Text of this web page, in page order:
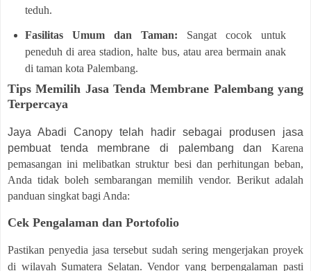
teduh.
Fasilitas Umum dan Taman: Sangat cocok untuk
peneduh di area stadion, halte bus, atau area bermain anak
di taman kota Palembang.
Tips Memilih Jasa Tenda Membrane Palembang yang
Terpercaya
Jaya Abadi Canopy telah hadir sebagai produsen jasa
pembuat tenda membrane di palembang dan Karena
pemasangan ini melibatkan struktur besi dan perhitungan beban,
Anda tidak boleh sembarangan memilih vendor. Berikut adalah
panduan singkat bagi Anda:
Cek Pengalaman dan Portofolio
Pastikan penyedia jasa tersebut sudah sering mengerjakan proyek
di wilayah Sumatera Selatan. Vendor yang berpengalaman pasti